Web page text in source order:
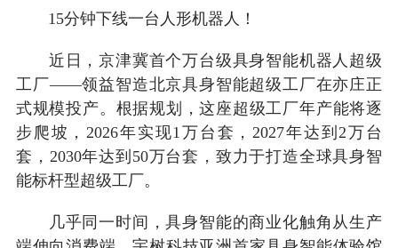
15分钟下线一台人形机器人！
近日，京津冀首个万台级具身智能机器人超级
工厂——领益智造北京具身智能超级工厂在亦庄正
式规模投产。根据规划，这座超级工厂年产能将逐
步爬坡，2026年实现1万台套，2027年达到2万台
套，2030年达到50万台套，致力于打造全球具身智
能标杆型超级工厂。
几乎同一时间，具身智能的商业化触角从生产